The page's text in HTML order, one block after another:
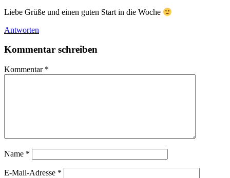
Liebe Grüße und einen guten Start in die Woche
Antworten
Kommentar schreiben
Kommentar *
Name *
E-Mail-Adresse *